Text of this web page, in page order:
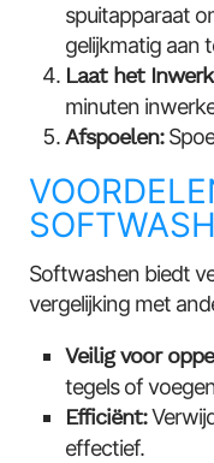
spuitapparaat
gelijkmatig aan
Laat het
minuten
Afspoelen:
Softwashen biedt
vergelijking met
Veilig voor
tegels of
Efficiënt:
effectief.